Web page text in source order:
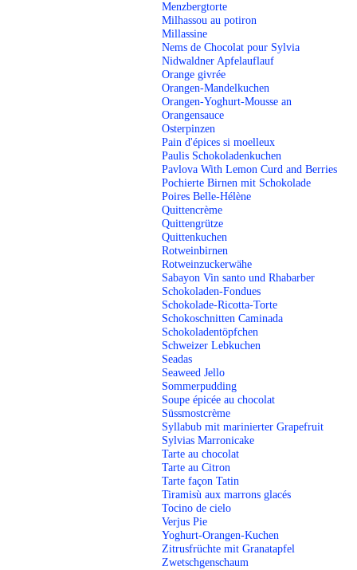
Menzbergtorte
Milhassou au potiron
Millassine
Nems de Chocolat pour Sylvia
Nidwaldner Apfelauflauf
Orange givrée
Orangen-Mandelkuchen
Orangen-Yoghurt-Mousse an
Orangensauce
Osterpinzen
Pain d'épices si moelleux
Paulis Schokoladenkuchen
Pavlova With Lemon Curd and Berries
Pochierte Birnen mit Schokolade
Poires Belle-Hélène
Quittencrème
Quittengrütze
Quittenkuchen
Rotweinbirnen
Rotweinzuckerwähe
Sabayon Vin santo und Rhabarber
Schokoladen-Fondues
Schokolade-Ricotta-Torte
Schokoschnitten Caminada
Schokoladentöpfchen
Schweizer Lebkuchen
Seadas
Seaweed Jello
Sommerpudding
Soupe épicée au chocolat
Süssmostcrème
Syllabub mit marinierter Grapefruit
Sylvias Marronicake
Tarte au chocolat
Tarte au Citron
Tarte façon Tatin
Tiramisù aux marrons glacés
Tocino de cielo
Verjus Pie
Yoghurt-Orangen-Kuchen
Zitrusfrüchte mit Granatapfel
Zwetschgenschaum